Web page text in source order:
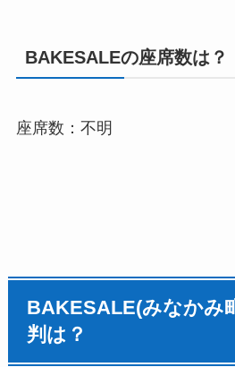
BAKESALEの座席数は？
座席数：不明
BAKESALE(みなかみ
判は？